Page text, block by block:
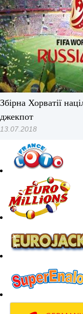
Збірна Хорватії
джекпот
13.07.2018